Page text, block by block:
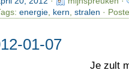
energie, kern, stralen ·
01-07
Je zult